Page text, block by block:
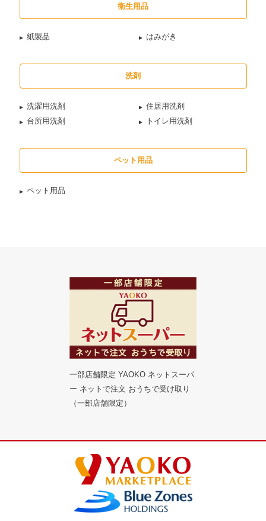
衛生用品
紙製品 はみがき
洗剤
洗濯用洗剤
住居用洗剤
台所用洗剤
トイレ用洗剤
ペット用品
ペット用品
一部店舗限定 YAOKO ネットスーパ
ー ネットで注文 おうちで受け取り
（一部店舗限定）